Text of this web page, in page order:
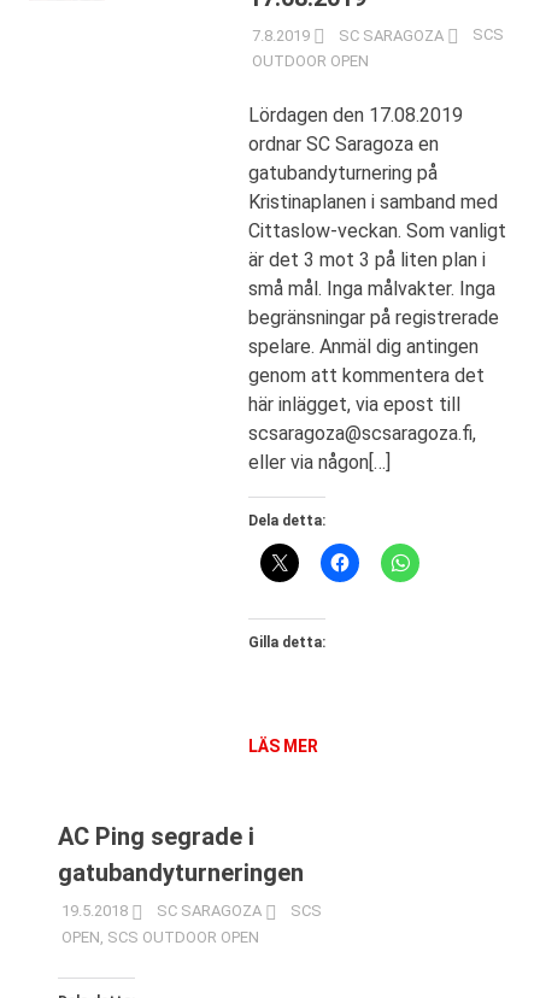
7.8.2019 SC SARAGOZA
SCS
OUTDOOR OPEN
Lördagen den 17.08.2019
ordnar SC Saragoza en
gatubandyturnering på
Kristinaplanen i samband med
Cittaslow-veckan. Som vanligt
är det 3 mot 3 på liten plan i
små mål. Inga målvakter. Inga
begränsningar på registrerade
spelare. Anmäl dig antingen
genom att kommentera det
här inlägget, via epost till
scsaragoza@scsaragoza.fi,
eller via någon[…]
Dela detta:
Gilla detta:
LÄS MER
AC Ping segrade i
gatubandyturneringen
19.5.2018 SC SARAGOZA
SCS
OPEN SCS OUTDOOR OPEN